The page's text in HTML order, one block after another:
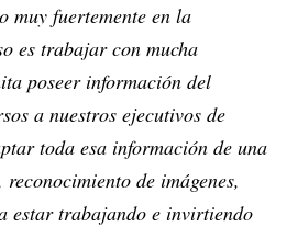
muy fuertemente en la
es trabajar con mucha
poseer información del
a nuestros ejecutivos de
toda esa información de una
de imágenes,
estar trabajando e invirtiendo